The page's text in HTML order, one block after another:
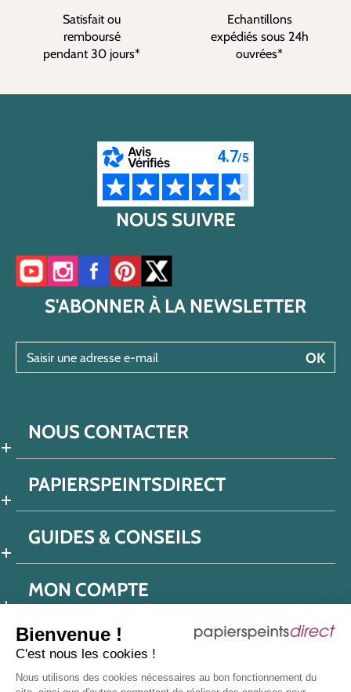
Bienvenue !
C'est nous les cookies !
Nous utilisons des cookies nécessaires au bon fonctionnement du
Satisfait ou
remboursé
pendant 30 jours*
Echantillons
expédiés sous 24h
ouvrées*
NOUS SUIVRE
Accéder à notre chaîne YouTube
Accéder à notre compte Instagram
Accéder à notre page Facebook
Accéder à notre compte Pinterest
Accéder à notre compte Twitter/X
S'ABONNER À LA NEWSLETTER
OK
NOUS CONTACTER
PAPIERSPEINTSDIRECT
GUIDES & CONSEILS
MON COMPTE